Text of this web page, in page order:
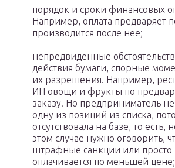
порядок и сроки финансовых
Например, оплата предваряет
производится после нее;
непредвиденные
действия бумаги, спорные
их разрешения. Например,
ИП овощи и фрукты по
заказу. Но предприниматель
одну из позиций из списка,
отсутствовала на базе, то
этом случае нужно оговорить,
штрафные санкции или просто
оплачивается по меньшей цене;